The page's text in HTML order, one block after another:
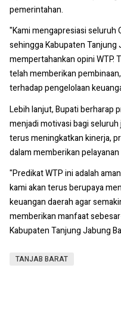
pemerintahan.
"Kami mengapresiasi seluruh
sehingga Kabupaten Tanjung
mempertahankan opini WTP.
telah memberikan
terhadap pengelolaan
Lebih lanjut, Bupati berharap
menjadi motivasi bagi
terus meningkatkan kinerja,
dalam memberikan
"Predikat WTP ini adalah
kami akan terus berupaya
keuangan daerah agar
memberikan manfaat
Kabupaten Tanjung Jabung
TANJAB BARAT